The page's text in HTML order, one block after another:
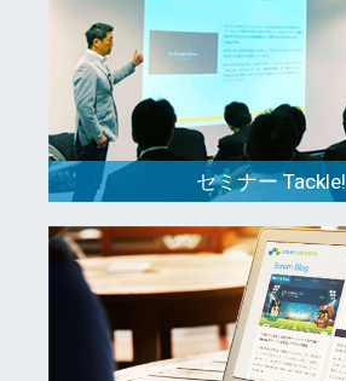
セミナー Tackle!